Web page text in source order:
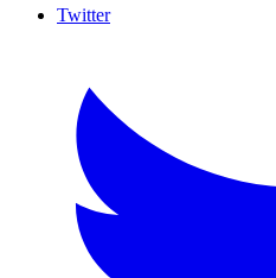
Twitter